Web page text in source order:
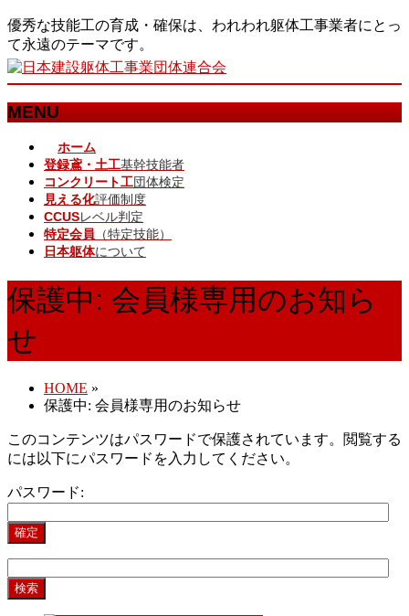
優秀な技能工の育成・確保は、われわれ躯体工事業者にとっ
て永遠のテーマです。
MENU
す
ホーム
登録鳶・土工基幹技能者
コンクリート工団体検定
見える化評価制度
CCUSレベル判定
特定会員 （特定技能）
日本躯体について
保護中: 会員様専用のお知ら
せ
HOME »
保護中: 会員様専用のお知らせ
このコンテンツはパスワードで保護されています。閲覧する
には以下にパスワードを入力してください。
パスワード:
索: